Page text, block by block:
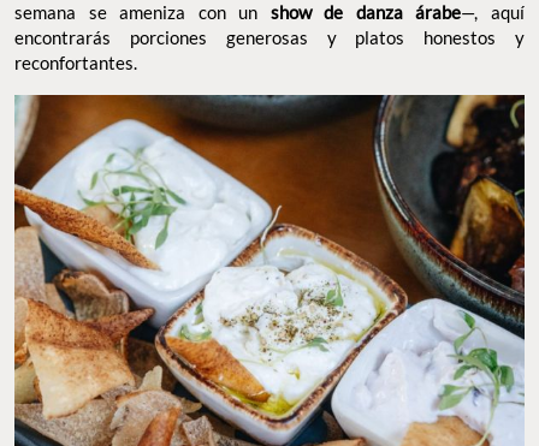
semana se ameniza con un show de danza árabe—, aquí
encontrarás porciones generosas y platos honestos y
reconfortantes.